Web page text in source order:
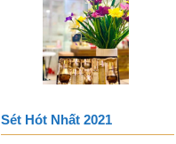
Sét Hót Nhất 2021